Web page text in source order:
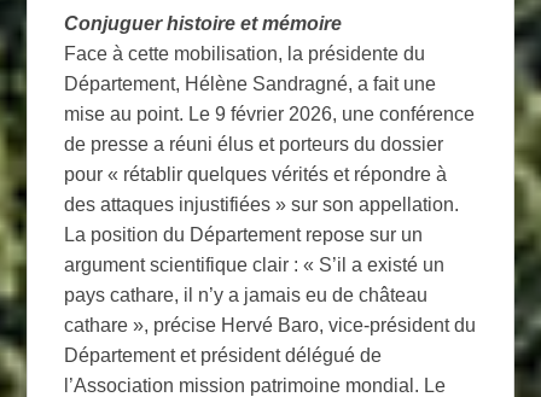
Conjuguer histoire et mémoire
Face à cette mobilisation, la présidente du
Département, Hélène Sandragné, a fait une
mise au point. Le 9 février 2026, une conférence
de presse a réuni élus et porteurs du dossier
pour « rétablir quelques vérités et répondre à
des attaques injustifiées » sur son appellation.
La position du Département repose sur un
argument scientifique clair : « S’il a existé un
pays cathare, il n’y a jamais eu de château
cathare », précise Hervé Baro, vice-président du
Département et président délégué de
l’Association mission patrimoine mondial. Le